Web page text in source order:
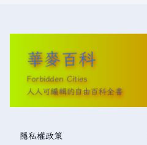
華麥百科
Forbidden Cities
人人可編輯的自由百科全書
隱私權政策